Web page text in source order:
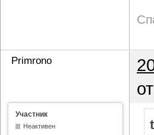
Primrono
Участник
Неактивен